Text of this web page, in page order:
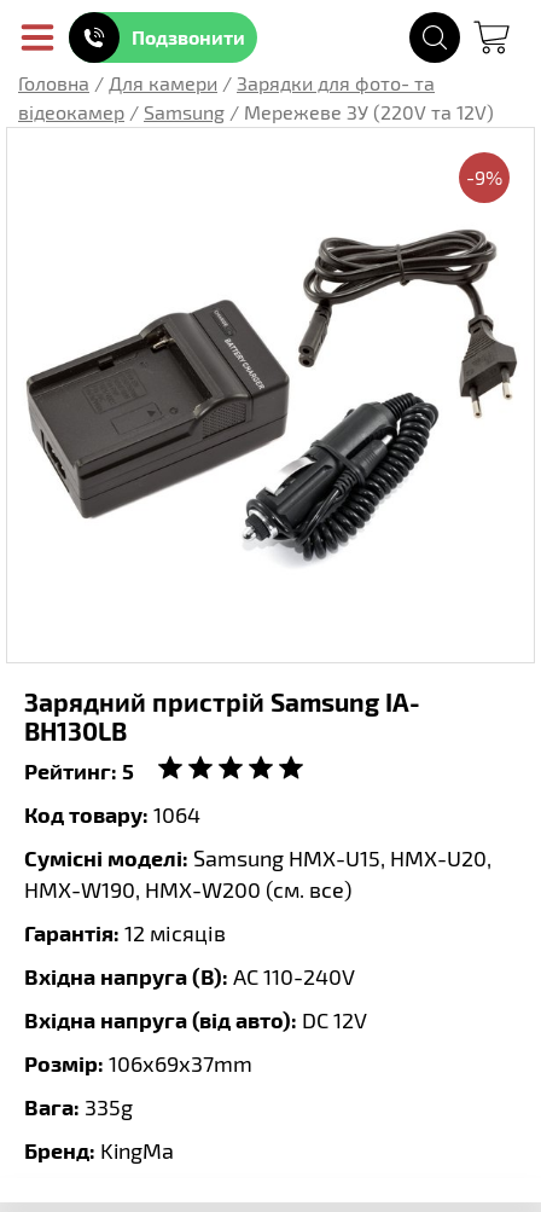
Подзвонити
Головна / Для камери / Зарядки для фото- та
відеокамер / Samsung / Мережеве ЗУ (220V та 12V)
-9%
Зарядний пристрій Samsung IA-
BH130LB
Рейтинг: 5
Код товару: 1064
Сумісні моделі: Samsung HMX-U15, HMX-U20,
HMX-W190, HMX-W200 (см. все)
Гарантія: 12 місяців
Вхідна напруга (В): AC 110-240V
Вхідна напруга (від авто): DC 12V
Розмір: 106х69х37mm
Вага: 335g
Бренд: KingMa